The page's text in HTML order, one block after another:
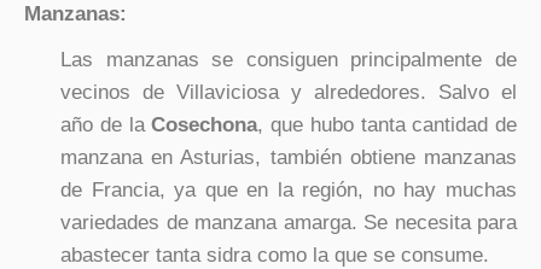
Manzanas:
Las manzanas se consiguen principalmente de
vecinos de Villaviciosa y alrededores. Salvo el
año de laCosechona, que hubo tanta cantidad de
manzana en Asturias, también obtiene manzanas
de Francia, ya que en la región, no hay muchas
variedades de manzana amarga. Se necesita para
abastecer tanta sidra como la que se consume.